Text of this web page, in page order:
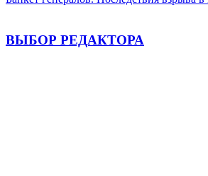
ВЫБОР РЕДАКТОРА